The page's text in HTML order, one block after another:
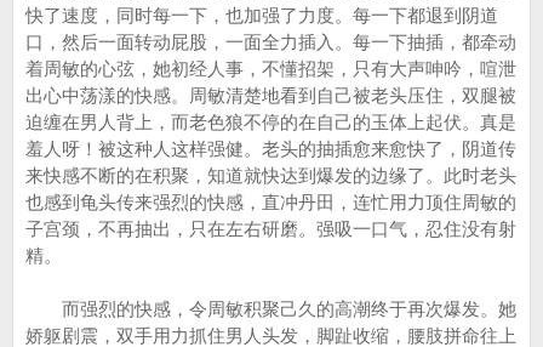
快了速度，同时每一下，也加强了力度。每一下都退到阴道
口，然后一面转动屁股，一面全力插入。每一下抽插，都牵动
着周敏的心弦，她初经人事，不懂招架，只有大声呻吟，喧泄
出心中荡漾的快感。周敏清楚地看到自己被老头压住，双腿被
迫缠在男人背上，而老色狼不停的在自己的玉体上起伏。真是
羞人呀！被这种人这样强健。老头的抽插愈来愈快了，阴道传
来快感不断的在积聚，知道就快达到爆发的边缘了。此时老头
也感到龟头传来强烈的快感，直冲丹田，连忙用力顶住周敏的
子宫颈，不再抽出，只在左右研磨。强吸一口气，忍住没有射
精。
而强烈的快感，令周敏积聚己久的高潮终于再次爆发。她
娇躯剧震，双手用力抓住男人头发，脚趾收缩，腰肢拼命往上